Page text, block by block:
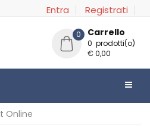
Entra Registrati
0 Carrello
0 prodotti(o)
€ 0,00
Online